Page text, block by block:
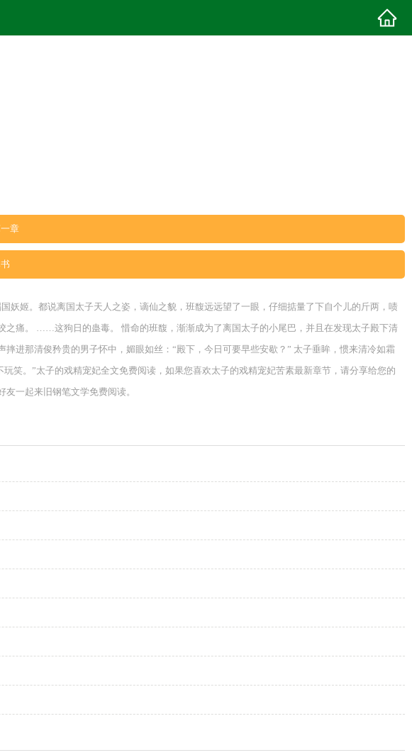
章
姬。都说离国太子天人之姿，谪仙之貌，班馥远远望了一眼，仔细掂量了下自个儿的斤两，啧
痛。 ……这狗日的蛊毒。 惜命的班馥，渐渐成为了离国太子的小尾巴，并且在发现太子殿下清
进那清俊矜贵的男子怀中，媚眼如丝：“殿下，今日可要早些安歇？” 太子垂眸，惯来清冷如霜
笑。”太子的戏精宠妃全文免费阅读，如果您喜欢太子的戏精宠妃苦素最新章节，请分享给您的
一起来旧钢笔文学免费阅读。